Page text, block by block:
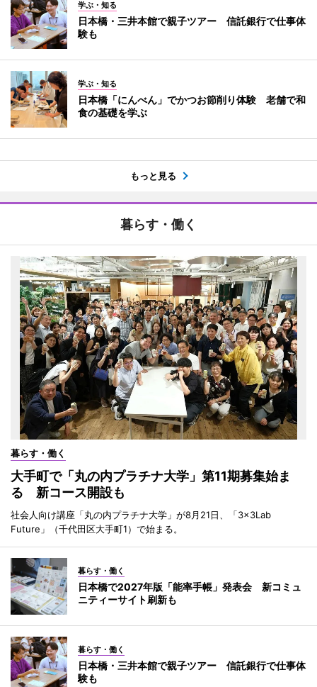
学ぶ・知る
日本橋・三井本館で親子ツアー 信託銀行で仕事体
験も
学ぶ・知る
日本橋「にんべん」でかつお節削り体験 老舗で和
食の基礎を学ぶ
もっと見る
暮らす・働く
暮らす・働く
大手町で「丸の内プラチナ大学」第11期募集始ま
る 新コース開設も
社会人向け講座「丸の内プラチナ大学」が8月21日、「3×3Lab
Future」（千代田区大手町1）で始まる。
暮らす・働く
日本橋で2027年版「能率手帳」発表会 新コミュ
ニティーサイト刷新も
暮らす・働く
日本橋・三井本館で親子ツアー 信託銀行で仕事体
験も